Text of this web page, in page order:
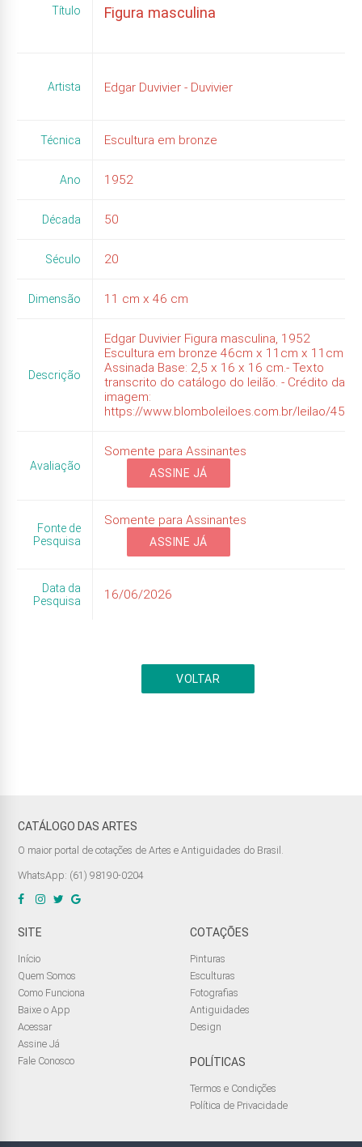
Título Figura masculina
Artista Edgar Duvivier - Duvivier
Técnica Escultura em bronze
Ano 1952
Década 50
Século 20
Dimensão 11 cm x 46 cm
Descrição
Edgar Duvivier Figura masculina, 1952
Escultura em bronze 46cm x 11cm x 11cm
Assinada Base: 2,5 x 16 x 16 cm.- Texto
transcrito do catálogo do leilão. - Crédito da
imagem:
https://www.blomboleiloes.com.br/leilao/45
Avaliação
Somente para Assinantes
ASSINE JÁ
Fonte de
Pesquisa
Somente para Assinantes
ASSINE JÁ
Data da
Pesquisa
16/06/2026
VOLTAR
CATÁLOGO DAS ARTES
O maior portal de cotações de Artes e Antiguidades do Brasil.
WhatsApp: (61) 98190-0204
SITE
Início
Quem Somos
Como Funciona
Baixe o App
Acessar
Assine Já
Fale Conosco
COTAÇÕES
Pinturas
Esculturas
Fotografias
Antiguidades
Design
POLÍTICAS
Termos e Condições
Política de Privacidade